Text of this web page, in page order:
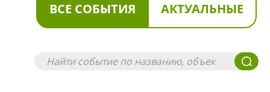
ВСЕ СОБЫТИЯ АКТУАЛЬНЫЕ